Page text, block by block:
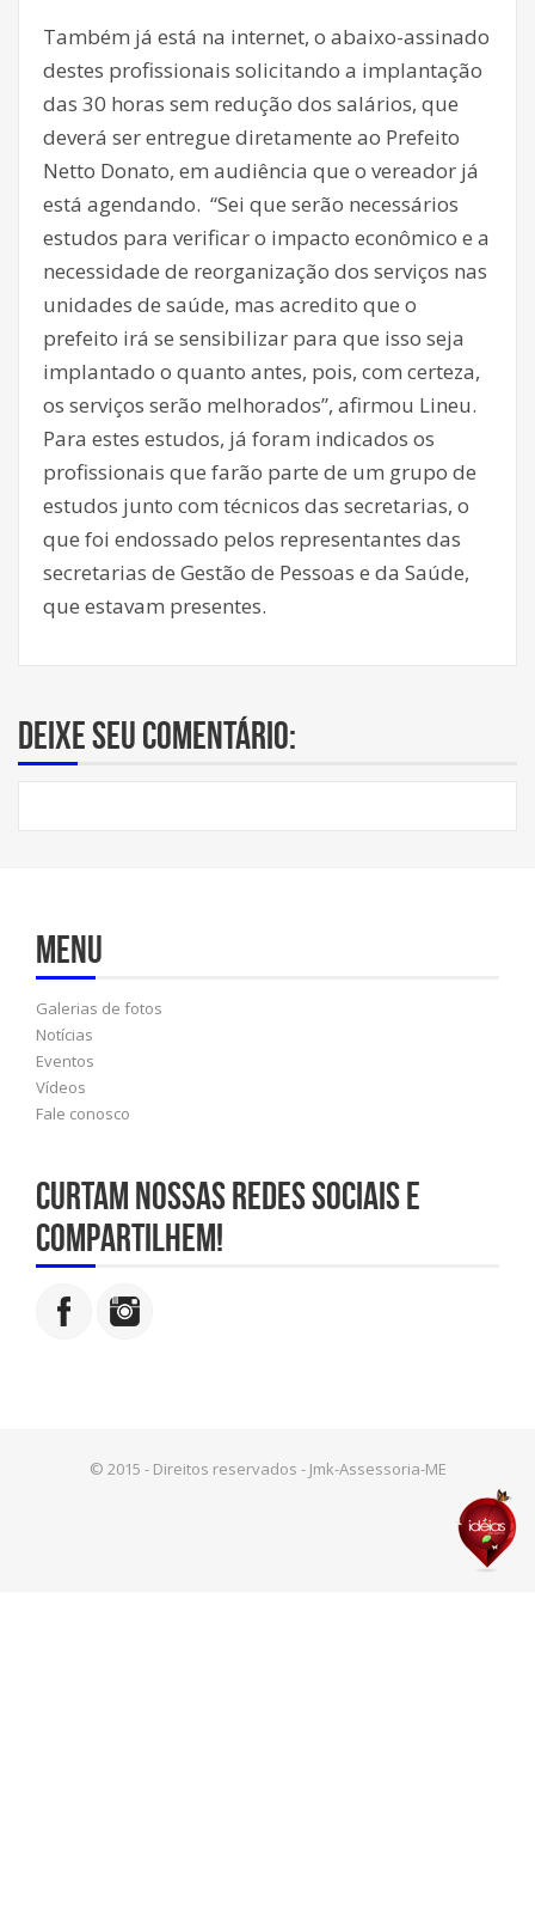
Também já está na internet, o abaixo-assinado
destes profissionais solicitando a implantação
das 30 horas sem redução dos salários, que
deverá ser entregue diretamente ao Prefeito
Netto Donato, em audiência que o vereador já
está agendando. “Sei que serão necessários
estudos para verificar o impacto econômico e a
necessidade de reorganização dos serviços nas
unidades de saúde, mas acredito que o
prefeito irá se sensibilizar para que isso seja
implantado o quanto antes, pois, com certeza,
os serviços serão melhorados”, afirmou Lineu.
Para estes estudos, já foram indicados os
profissionais que farão parte de um grupo de
estudos junto com técnicos das secretarias, o
que foi endossado pelos representantes das
secretarias de Gestão de Pessoas e da Saúde,
que estavam presentes.
Deixe seu comentário:
Menu
Galerias de fotos
Notícias
Eventos
Vídeos
Fale conosco
Curtam nossas redes sociais e
compartilhem!
© 2015 - Direitos reservados - Jmk-Assessoria-ME